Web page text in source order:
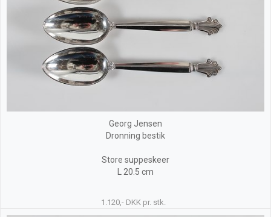
Georg Jensen
Dronning bestik
Store suppeskeer
L 20.5 cm
1.120,- DKK pr. stk.